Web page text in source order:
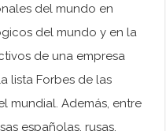
del mundo en
del mundo y en la
de una empresa
lista Forbes de las
mundial. Además, entre
españolas, rusas,